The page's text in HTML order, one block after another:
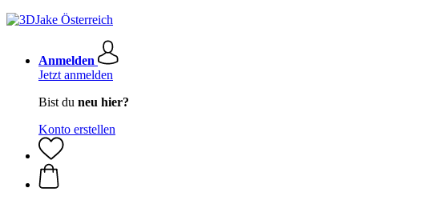
Anmelden
Jetzt anmelden
Bist du neu hier?
Konto erstellen